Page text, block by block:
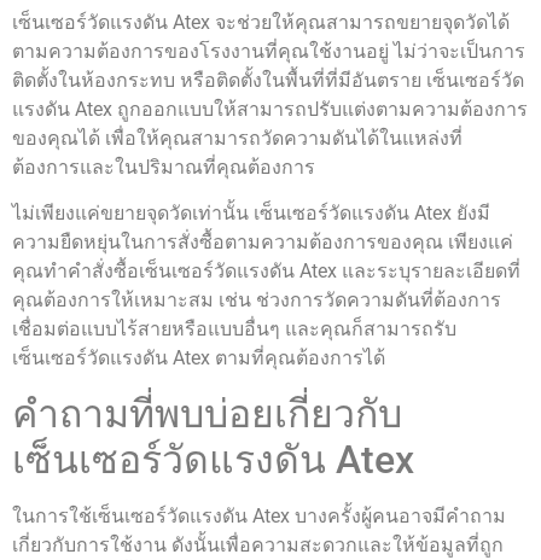
เซ็นเซอร์วัดแรงดัน Atex จะช่วยให้คุณสามารถขยายจุดวัดได้
ตามความต้องการของโรงงานที่คุณใช้งานอยู่ ไม่ว่าจะเป็นการ
ติดตั้งในห้องกระทบ หรือติดตั้งในพื้นที่ที่มีอันตราย เซ็นเซอร์วัด
แรงดัน Atex ถูกออกแบบให้สามารถปรับแต่งตามความต้องการ
ของคุณได้ เพื่อให้คุณสามารถวัดความดันได้ในแหล่งที่
ต้องการและในปริมาณที่คุณต้องการ
ไม่เพียงแค่ขยายจุดวัดเท่านั้น เซ็นเซอร์วัดแรงดัน Atex ยังมี
ความยืดหยุ่นในการสั่งซื้อตามความต้องการของคุณ เพียงแค่
คุณทำคำสั่งซื้อเซ็นเซอร์วัดแรงดัน Atex และระบุรายละเอียดที่
คุณต้องการให้เหมาะสม เช่น ช่วงการวัดความดันที่ต้องการ
เชื่อมต่อแบบไร้สายหรือแบบอื่นๆ และคุณก็สามารถรับ
เซ็นเซอร์วัดแรงดัน Atex ตามที่คุณต้องการได้
คำถามที่พบบ่อยเกี่ยวกับ
เซ็นเซอร์วัดแรงดัน Atex
ในการใช้เซ็นเซอร์วัดแรงดัน Atex บางครั้งผู้คนอาจมีคำถาม
เกี่ยวกับการใช้งาน ดังนั้นเพื่อความสะดวกและให้ข้อมูลที่ถูก